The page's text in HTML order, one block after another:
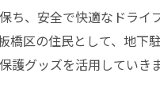
ち、安全で快適なドライ
橋区の住民として、地下
護グッズを活用していき